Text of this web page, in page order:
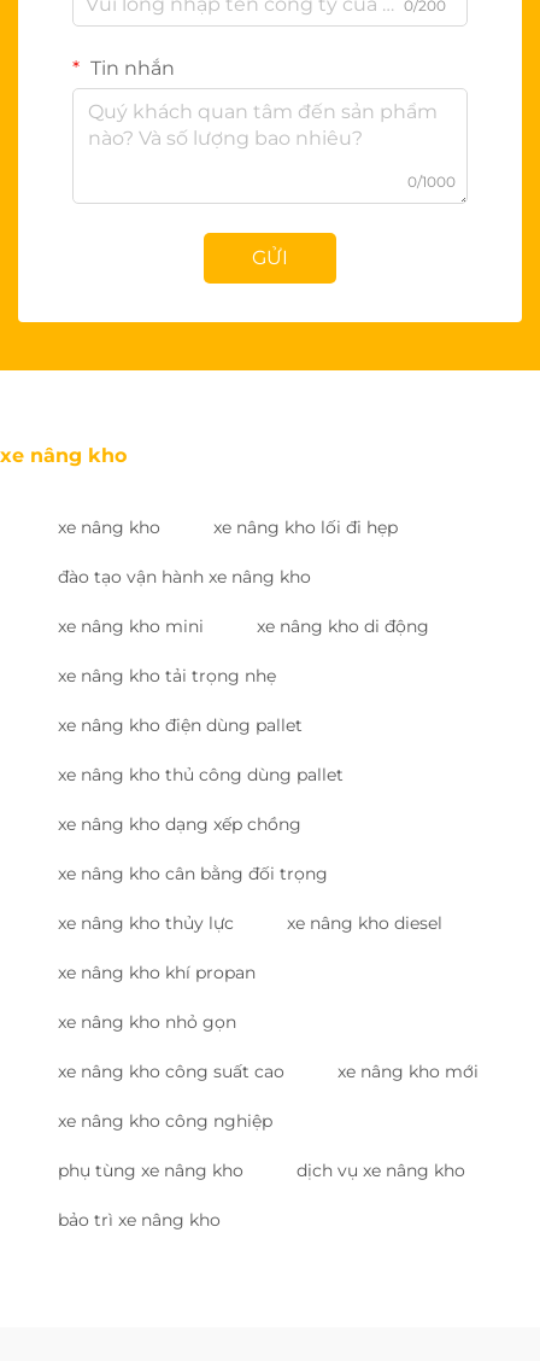
0/200
Tin nhắn
0/1000
GỬI
xe nâng kho
xe nâng kho xe nâng kho lối đi hẹp
đào tạo vận hành xe nâng kho
xe nâng kho mini xe nâng kho di động
xe nâng kho tải trọng nhẹ
xe nâng kho điện dùng pallet
xe nâng kho thủ công dùng pallet
xe nâng kho dạng xếp chồng
xe nâng kho cân bằng đối trọng
xe nâng kho thủy lực xe nâng kho diesel
xe nâng kho khí propan
xe nâng kho nhỏ gọn
xe nâng kho công suất cao xe nâng kho mới
xe nâng kho công nghiệp
phụ tùng xe nâng kho dịch vụ xe nâng kho
bảo trì xe nâng kho